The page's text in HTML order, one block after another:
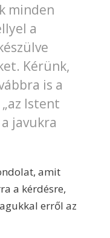
minden
a
Kérünk,
is a
Istent
javukra
amit
a kérdésre,
erről az